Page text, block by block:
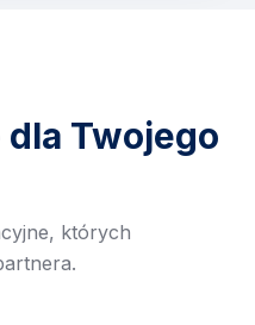
Twojego
których